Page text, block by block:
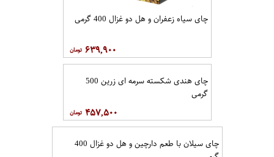
چای سیاه زعفران و هل دو غزال 400 گرمی
۶۳۹,۹۰۰
چای هندی شکسته سرمه ای زرین 500
گرمی
۴۵۷,۵۰۰
چای سیلان با طعم دارچین و هل دو غزال 400